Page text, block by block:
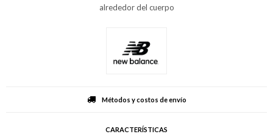
alrededor del cuerpo
Métodos y costos de envío
CARACTERÍSTICAS